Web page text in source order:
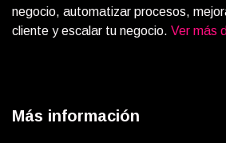
negocio, automatizar procesos,
cliente y escalar tu negocio. Ver más
Más información